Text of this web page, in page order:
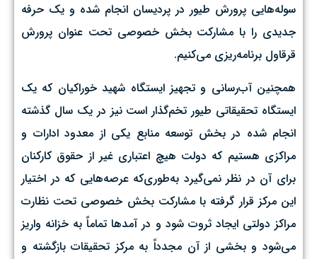
سوله‌هایی پرورش طیور در پردیسان انجام شده و یک حرفه
جدیدی را با مشارکت بخش خصوصی تحت عنوان پرورش
قرقاول برنامه‌ریزی می‌کنیم.
همچنین آب‌رسانی و تجهیز ایستگاه شهید خوراکیان که یک
ایستگاه تحقیقاتی طیور تخم‌گذار است نیز در یک‌ سال گذشته
انجام شده در بخش توسعه منابع یکی از معدود ادارات و
مراکزی هستیم که دولت هیچ اعتباری غیر از حقوق کارکنان
برای آن در نظر نمی‌گیرد به‌طوری‌که عرصه‌هایی که در اختیار
این مرکز قرار گرفته با مشارکت بخش خصوصی تحت نظارت
مراکز دولتی ایجاد ثروت شود و در آمدها تماماً به خزانه واریز
می‌شود و بخشی از آن مجدداً به مرکز تحقیقات بازگشته و